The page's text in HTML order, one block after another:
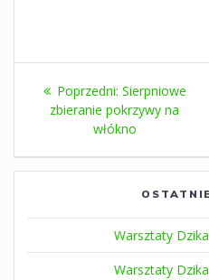
Nawigacja
wpisu
Poprzedni: Poprzedni
wpis:
Sierpniowe
zbieranie pokrzywy na
włókno
Warsztaty
Warsztaty